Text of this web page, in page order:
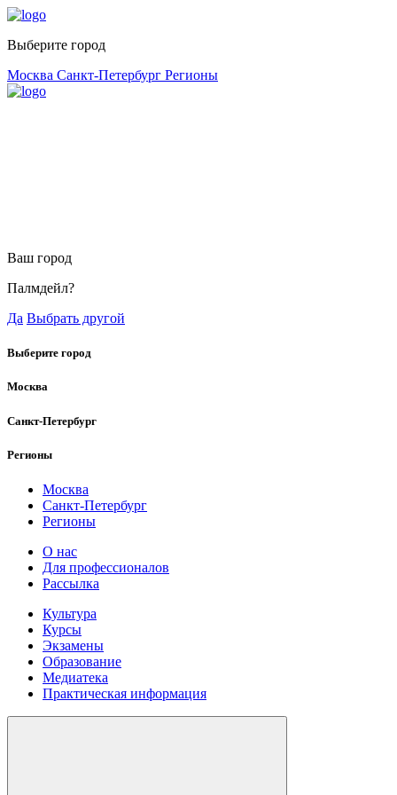
Выберите город
Москва Санкт-Петербург Регионы
Ваш город
Палмдейл?
Да Выбрать другой
Выберите город
Москва
Санкт-Петербург
Регионы
Москва
Санкт-Петербург
Регионы
О нас
Для профессионалов
Рассылка
Культура
Курсы
Экзамены
Образование
Медиатека
Практическая информация